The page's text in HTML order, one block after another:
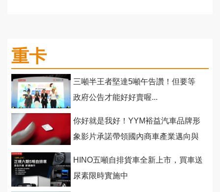
重卡
三噸半王者堅達5噸午告讚！但要等
政府公告才能好好賣喔...
你好就是我好！YYM裕益汽車品牌形
象影片承諾帶領國內商車產業邁向與
HINO五噸自排貨車全新上市，買車送
尿素限時實施中